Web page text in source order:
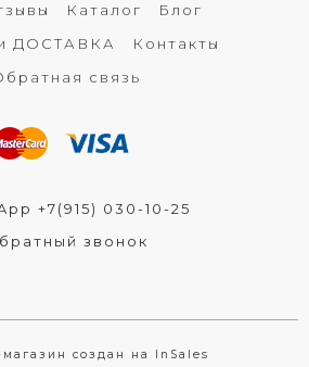
Каталог
Блог
ДОСТАВКА
Контакты
связь
+7(915) 030-10-25
звонок
создан на InSales